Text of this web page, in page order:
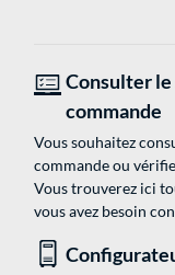
Consulter
commande
Vous souhaitez
commande ou
Vous trouverez ici
vous avez besoin